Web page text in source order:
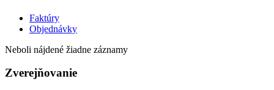
Faktúry
Objednávky
Neboli nájdené žiadne záznamy
Zverejňovanie